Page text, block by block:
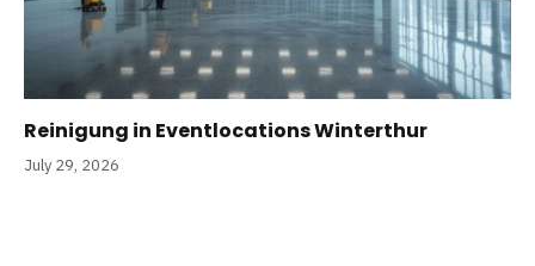
Reinigung in Eventlocations Winterthur
July 29, 2026